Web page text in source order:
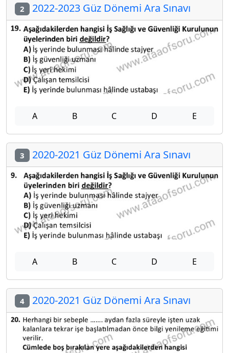
2 2022-2023 Güz Dönemi Ara Sınavı
A B C D E
3 2020-2021 Güz Dönemi Ara Sınavı
A B C D E
4 2020-2021 Güz Dönemi Ara Sınavı